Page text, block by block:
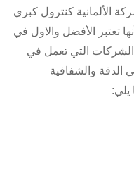
كنترول كبري
الأفضل والاول في
التي تعمل في
والشفافية